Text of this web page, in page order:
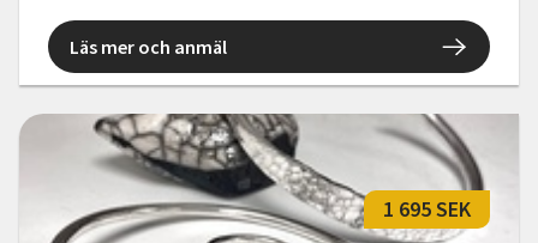
Läs mer och anmäl
1 695 SEK